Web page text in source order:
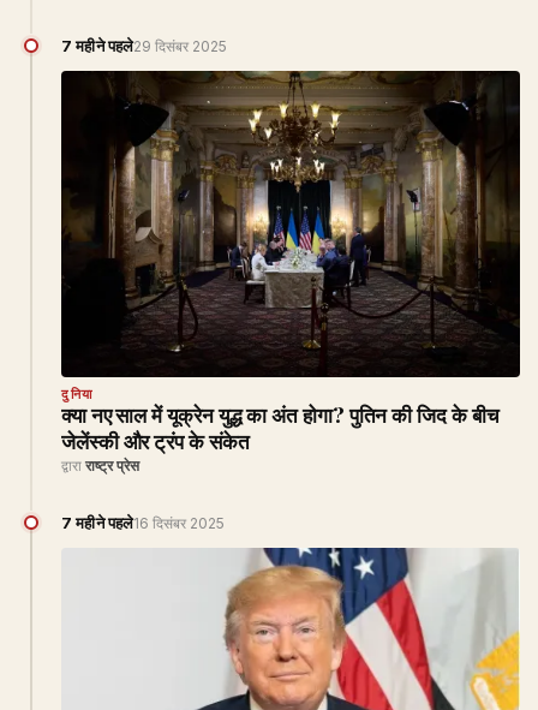
7 महीने पहले29 दिसंबर 2025
दुनिया
क्या नए साल में यूक्रेन युद्ध का अंत होगा? पुतिन की जिद के बीच
जेलेंस्की और ट्रंप के संकेत
द्वारा राष्ट्र प्रेस
7 महीने पहले16 दिसंबर 2025